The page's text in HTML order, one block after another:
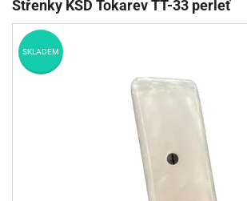
STŘELIVO
PŘÍSLUŠENSTVÍ
Střenky KSD Tokarev TT-33 perleť
SKLADEM